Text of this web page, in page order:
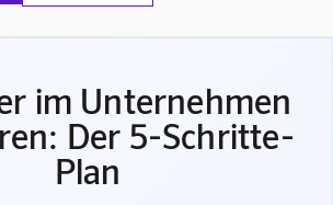
im Unternehmen
Der 5-Schritte-
Plan